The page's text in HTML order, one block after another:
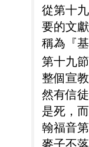
從第十
要的文
稱為『
第十九
整個宣
然有信
是死，
翰福音
麥子不